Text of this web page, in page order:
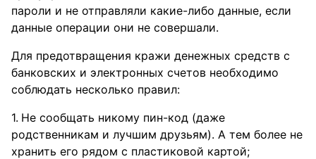
пароли и не отправляли какие-либо данные, если
данные операции они не совершали.
Для предотвращения кражи денежных средств с
банковских и электронных счетов необходимо
соблюдать несколько правил:
Не сообщать никому пин-код (даже
родственникам и лучшим друзьям). А тем более не
хранить его рядом с пластиковой картой;